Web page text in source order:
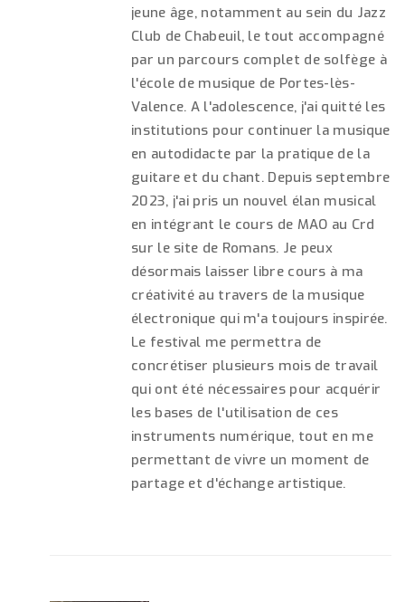
jeune âge, notamment au sein du Jazz
Club de Chabeuil, le tout accompagné
par un parcours complet de solfège à
l'école de musique de Portes-lès-
Valence. A l'adolescence, j'ai quitté les
institutions pour continuer la musique
en autodidacte par la pratique de la
guitare et du chant. Depuis septembre
2023, j'ai pris un nouvel élan musical
en intégrant le cours de MAO au Crd
sur le site de Romans. Je peux
désormais laisser libre cours à ma
créativité au travers de la musique
électronique qui m'a toujours inspirée.
Le festival me permettra de
concrétiser plusieurs mois de travail
qui ont été nécessaires pour acquérir
les bases de l'utilisation de ces
instruments numérique, tout en me
permettant de vivre un moment de
partage et d'échange artistique.